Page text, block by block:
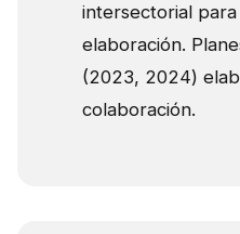
intersectorial
elaboración.
(2023, 2024)
colaboración.